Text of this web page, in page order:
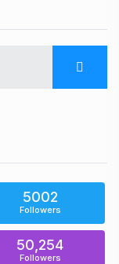
5002
Followers
50,254
Followers